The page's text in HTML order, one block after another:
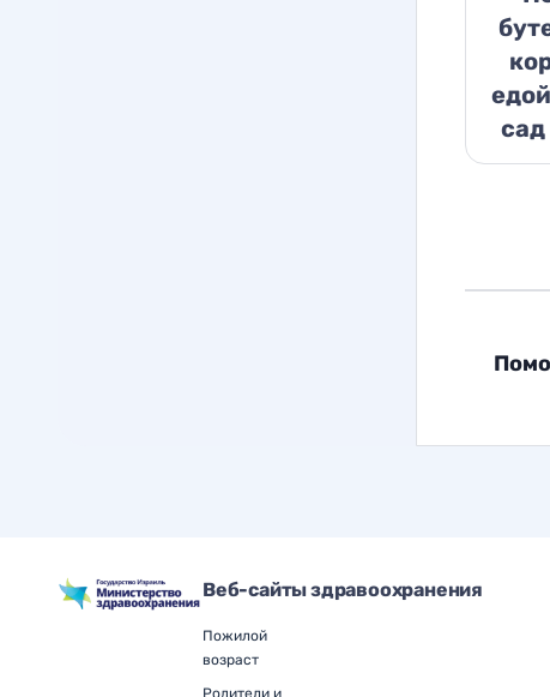
Веб-сайты здравоохранения
Пожилой
возраст
Родители и